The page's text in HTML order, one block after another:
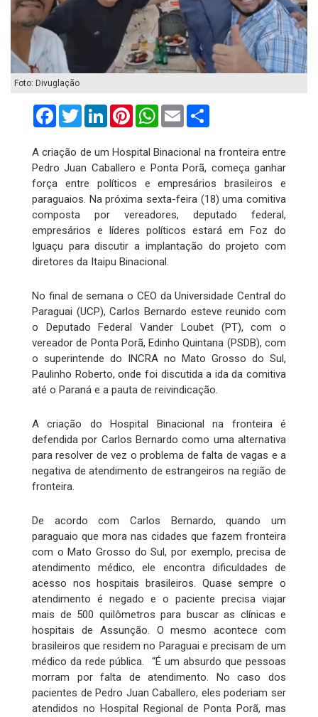
Foto: Divuglação
FacebookTwitterLinkedInPinterestWhatsApp
Email
A criação de um Hospital Binacional na fronteira entre
Pedro Juan Caballero e Ponta Porã, começa ganhar
força entre políticos e empresários brasileiros e
paraguaios. Na próxima sexta-feira (18) uma comitiva
composta por vereadores, deputado federal,
empresários e líderes políticos estará em Foz do
Iguaçu para discutir a implantação do projeto com
diretores da Itaipu Binacional.
No final de semana o CEO da Universidade Central do
Paraguai (UCP), Carlos Bernardo esteve reunido com
o Deputado Federal Vander Loubet (PT), com o
vereador de Ponta Porã, Edinho Quintana (PSDB), com
o superintende do INCRA no Mato Grosso do Sul,
Paulinho Roberto, onde foi discutida a ida da comitiva
até o Paraná e a pauta de reivindicação.
A criação do Hospital Binacional na fronteira é
defendida por Carlos Bernardo como uma alternativa
para resolver de vez o problema de falta de vagas e a
negativa de atendimento de estrangeiros na região de
fronteira.
De acordo com Carlos Bernardo, quando um
paraguaio que mora nas cidades que fazem fronteira
com o Mato Grosso do Sul, por exemplo, precisa de
atendimento médico, ele encontra dificuldades de
acesso nos hospitais brasileiros. Quase sempre o
atendimento é negado e o paciente precisa viajar
mais de 500 quilômetros para buscar as clínicas e
hospitais de Assunção. O mesmo acontece com
brasileiros que residem no Paraguai e precisam de um
médico da rede pública. “É um absurdo que pessoas
morram por falta de atendimento. No caso dos
pacientes de Pedro Juan Caballero, eles poderiam ser
atendidos no Hospital Regional de Ponta Porã, mas